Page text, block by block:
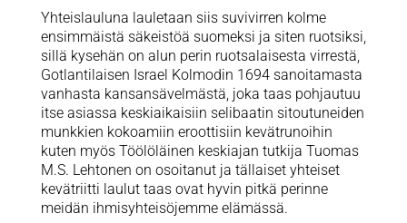
Yhteislauluna lauletaan siis suvivirren kolme
ensimmäistä säkeistöä suomeksi ja siten ruotsiksi,
sillä kysehän on alun perin ruotsalaisesta virrestä,
Gotlantilaisen Israel Kolmodin 1694 sanoitamasta
vanhasta kansansävelmästä, joka taas pohjautuu
itse asiassa keskiaikaisiin selibaatin sitoutuneiden
munkkien kokoamiin eroottisiin kevätrunoihin
kuten myös Töölöläinen keskiajan tutkija Tuomas
M.S. Lehtonen on osoitanut ja tällaiset yhteiset
kevätriitti laulut taas ovat hyvin pitkä perinne
meidän ihmisyhteisöjemme elämässä.